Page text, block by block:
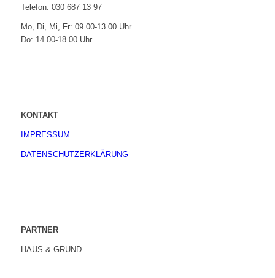
Telefon: 030 687 13 97
Mo, Di, Mi, Fr: 09.00-13.00 Uhr
Do: 14.00-18.00 Uhr
KONTAKT
IMPRESSUM
DATENSCHUTZERKLÄRUNG
PARTNER
HAUS & GRUND